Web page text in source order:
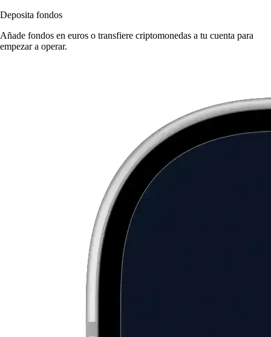
Deposita fondos
Añade fondos en euros o transfiere criptomonedas a tu cuenta para
empezar a operar.